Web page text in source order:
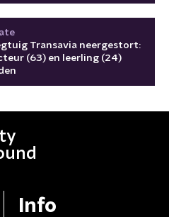
Transavia neergestort:
(63) en leerling (24)
Info